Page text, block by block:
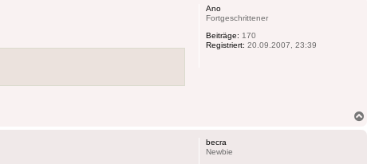
Ano
Fortgeschrittener
Beiträge: 170
Registriert: 20.09.2007, 23:39
becra
Newbie